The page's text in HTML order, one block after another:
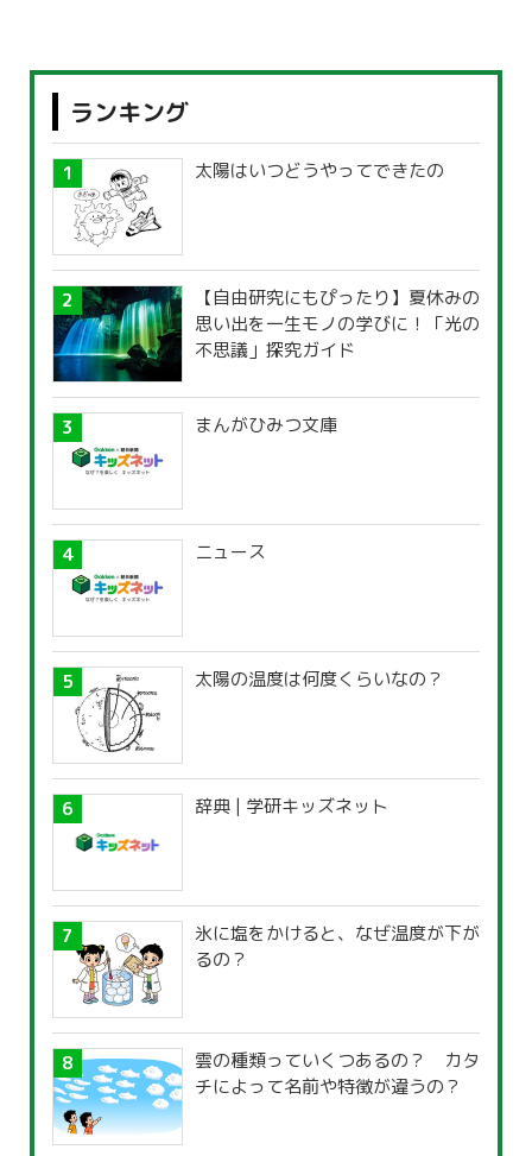
ランキング
太陽はいつどうやってできたの
【自由研究にもぴったり】夏休みの
思い出を一生モノの学びに！「光の
不思議」探究ガイド
まんがひみつ文庫
ニュース
太陽の温度は何度くらいなの？
辞典 | 学研キッズネット
氷に塩をかけると、なぜ温度が下が
るの？
雲の種類っていくつあるの？ カタ
チによって名前や特徴が違うの？